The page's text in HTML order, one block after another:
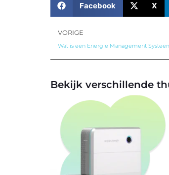
Facebook X
VORIGE
Wat is een Energie Management
Bekijk verschillende